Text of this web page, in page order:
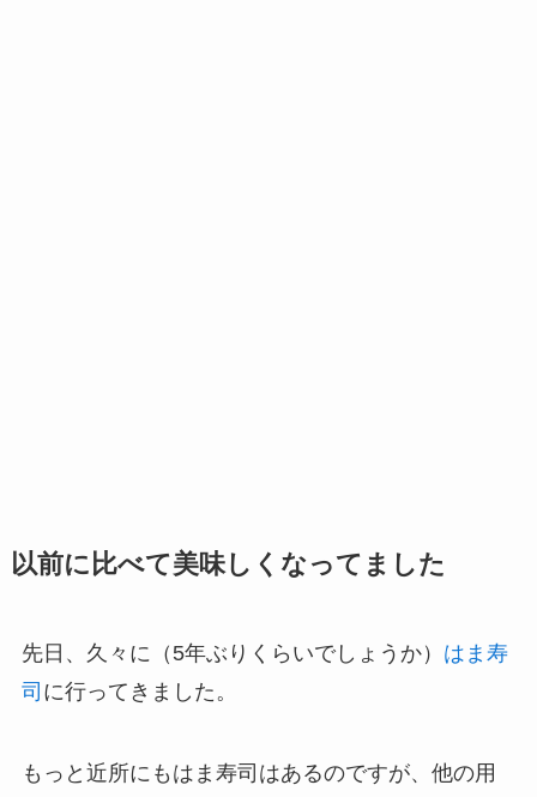
以前に比べて美味しくなってました
先日、久々に（5年ぶりくらいでしょうか） はま寿
司 に行ってきました。
もっと近所にもはま寿司はあるのですが、他の用